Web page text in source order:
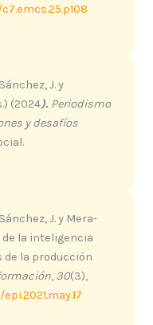
J. y
(2024). Periodismo
y desafíos
J. y Mera-
de la inteligencia
la producción
, 30(3),